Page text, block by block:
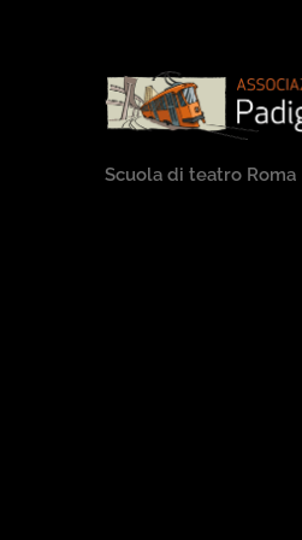
Ludwig
Scuola di teatro Roma